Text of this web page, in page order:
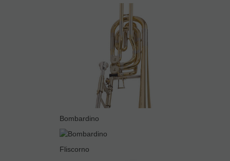
Bombardino
Fliscorno